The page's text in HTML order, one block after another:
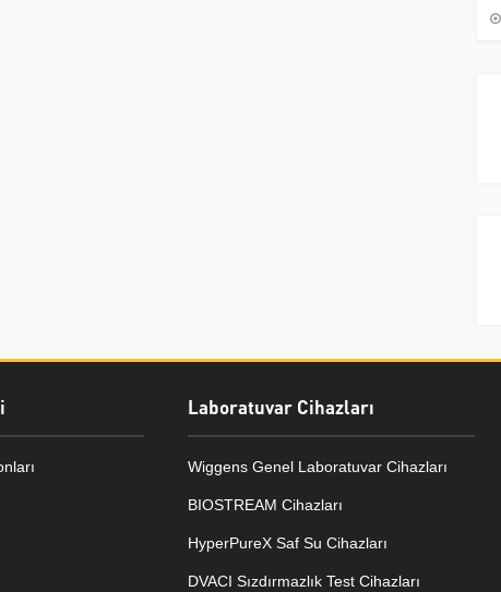
Laboratuvar Cihazları
Wiggens Genel Laboratuvar Cihazları
BIOSTREAM Cihazları
HyperPureX Saf Su Cihazları
DVACI Sızdırmazlık Test Cihazları